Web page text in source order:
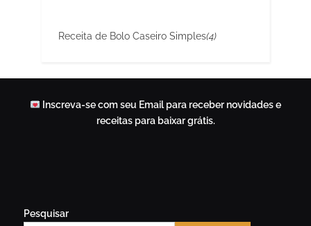
Receita de Bolo Caseiro Simples(4)
Inscreva-se com seu Email para receber novidades e
receitas para baixar grátis.
Pesquisar